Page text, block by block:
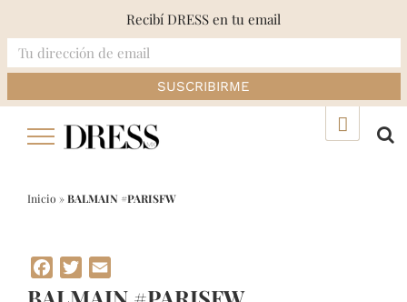
Inicio »BALMAIN #PARISFW
Facebook
Twitter
Recibí DRESS en tu email